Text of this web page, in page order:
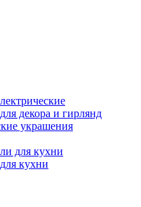
декора и гирлянд
украшения
для кухни
кухни